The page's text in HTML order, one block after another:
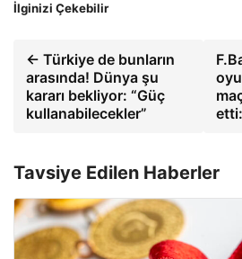
İlginizi Çekebilir
← Türkiye de bunların
arasında! Dünya şu
kararı bekliyor: “Güç
kullanabilecekler”
Tavsiye Edilen Haberler